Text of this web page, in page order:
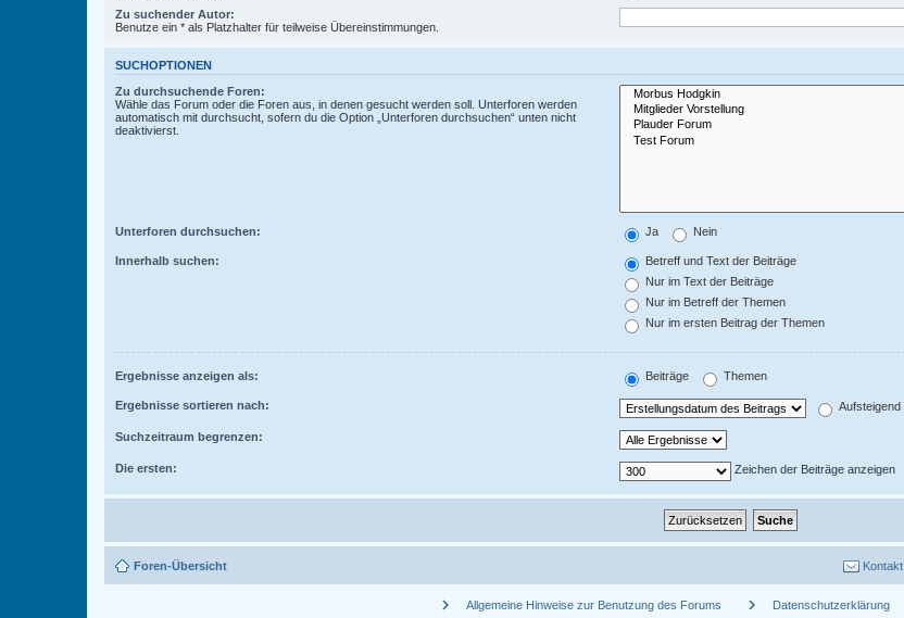
Zu suchender Autor:
Benutze ein * als Platzhalter für teilweise Übereinstimmungen.
SUCHOPTIONEN
Zu durchsuchende Foren:
Wähle das Forum oder die Foren aus, in denen gesucht werden soll. Unterforen werden
automatisch mit durchsucht, sofern du die Option „Unterforen durchsuchen“ unten nicht
deaktivierst.
Unterforen durchsuchen: Ja Nein
Innerhalb suchen:
Betreff und Text der Beiträge
Nur im Text der Beiträge
Nur im Betreff der Themen
Nur im ersten Beitrag der Themen
Ergebnisse anzeigen als: Beiträge Themen
Ergebnisse sortieren nach: Aufsteigend
Suchzeitraum begrenzen:
Die ersten: Zeichen der Beiträge anzeigen
Foren-Übersicht Kontakt
chevron_right Allgemeine Hinweise zur Benutzung des Forums chevron_right Datenschutzerklärung